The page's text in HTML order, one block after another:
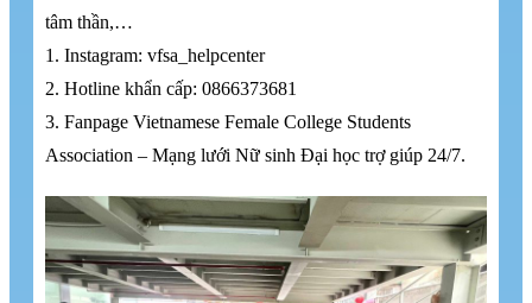
tâm thần,…
1. Instagram: vfsa_helpcenter
2. Hotline khẩn cấp: 0866373681
3. Fanpage Vietnamese Female College Students
Association – Mạng lưới Nữ sinh Đại học trợ giúp 24/7.